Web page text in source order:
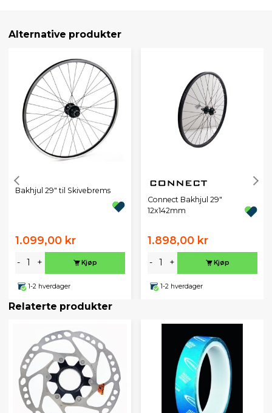
Alternative produkter
Bakhjul 29" til Skivebrems
1.099,00 kr
- + Kjøp
1-2 hverdager
Connect Bakhjul 29"
12x142mm
1.898,00 kr
- + Kjøp
1-2 hverdager
Relaterte produkter